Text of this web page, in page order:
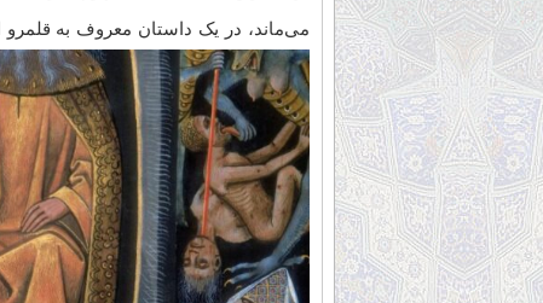
می‌ماند، در یک داستان معروف به قلمرو